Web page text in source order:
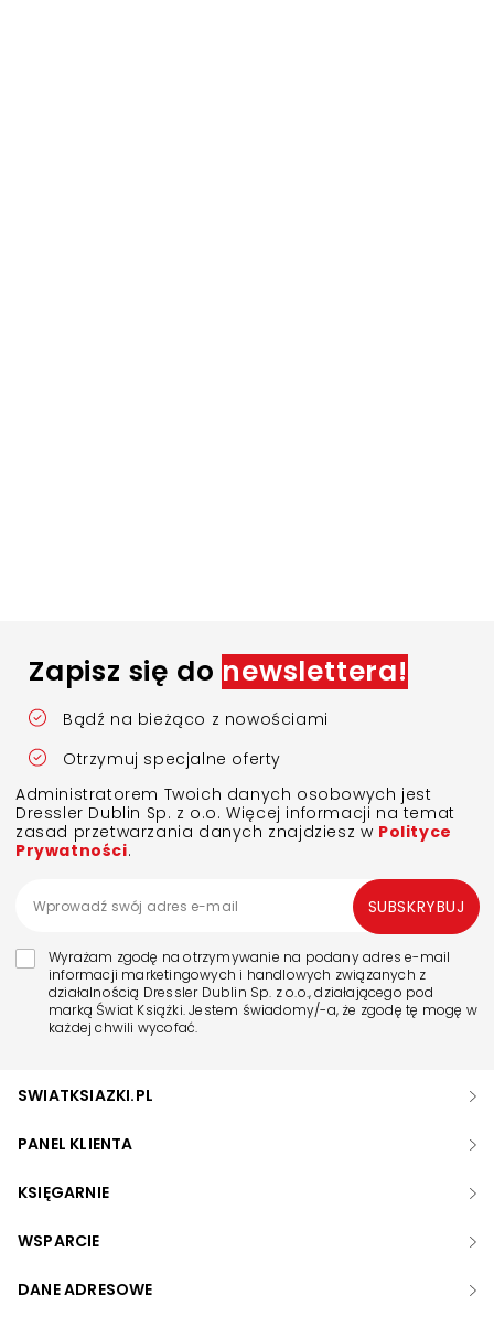
Zapisz się do newslettera!
Bądź na bieżąco z nowościami
Otrzymuj specjalne oferty
Administratorem Twoich danych osobowych jest
Dressler Dublin Sp. z o.o. Więcej informacji na temat
zasad przetwarzania danych znajdziesz w Polityce
Prywatności.
Wyrażam zgodę na otrzymywanie na podany adres e-mail
informacji marketingowych i handlowych związanych z
działalnością Dressler Dublin Sp. z o.o., działającego pod
marką Świat Książki. Jestem świadomy/-a, że zgodę tę mogę w
każdej chwili wycofać.
SUBSKRYBUJ
SWIATKSIAZKI.PL
PANEL KLIENTA
KSIĘGARNIE
WSPARCIE
DANE ADRESOWE